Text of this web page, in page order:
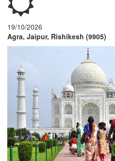
19/10/2026
Agra, Jaipur, Rishikesh (9905)